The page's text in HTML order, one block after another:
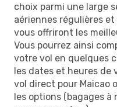
choix parmi une large
aériennes régulières
vous offriront les
Vous pourrez ainsi
votre vol en quelques
les dates et heures de
vol direct pour Maicao
les options (bagages à